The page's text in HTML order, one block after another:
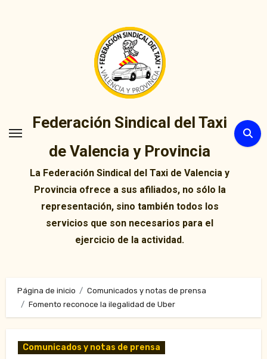
Federación Sindical del Taxi
de Valencia y Provincia
La Federación Sindical del Taxi de Valencia y
Provincia ofrece a sus afiliados, no sólo la
representación, sino también todos los
servicios que son necesarios para el
ejercicio de la actividad.
Página de inicio
Comunicados y notas de prensa
Fomento reconoce la ilegalidad de Uber
Comunicados y notas de prensa